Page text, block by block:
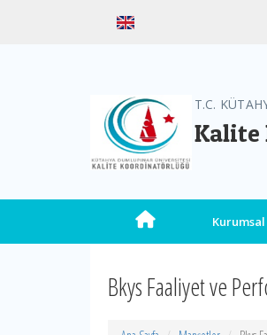
T.C.
Kalite
Kurumsal
Bkys Faaliyet ve